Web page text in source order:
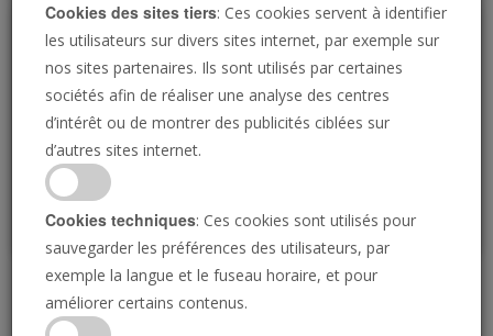
P
La crise financière
Cookies des sites tiers: Ces cookies servent à identifier
les utilisateurs sur divers sites internet, par exemple sur
nos sites partenaires. Ils sont utilisés par certaines
sociétés afin de réaliser une analyse des centres
d’intérêt ou de montrer des publicités ciblées sur
d’autres sites internet.
Cookies techniques: Ces cookies sont utilisés pour
sauvegarder les préférences des utilisateurs, par
exemple la langue et le fuseau horaire, et pour
améliorer certains contenus.